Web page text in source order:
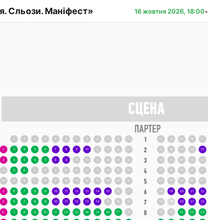
Сльози. Маніфест» 16 жовтня 2026, 18:00•
1
6 7 8 9 10 11 12 13 14 15 16 17 18
5 6 7 8 9 10 11 12 13 14 15 16 17
5 6 7 8 9 10 11 12 13 14 15 16 17
4 5 6 7 8 9 10 12 13 14 15 16
4 5 6 7 8 9 10 12 13 14 15 16
3 4 5 6 7 8 9 10 11 12 13 14 15
2 3 4 5 6 7 8 9 10 12 13 14
2 3 4 5 6 7 8 9 10 11 12 13
15 16 17 18 19
16 17 18 19 20
17 18 19 20 21
17 18 19 20 21
18 19 20 21 22
18 20 21 22
19 20 21 22 23
14 15 16 17